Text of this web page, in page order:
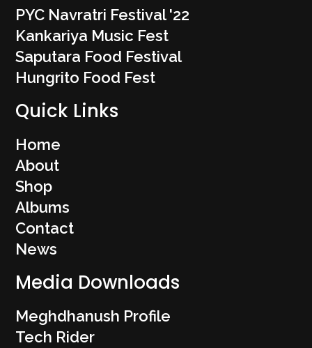
PYC Navratri Festival '22
Kankariya Music Fest
Saputara Food Festival
Hungrito Food Fest
Quick Links
Home
About
Shop
Albums
Contact
News
Media Downloads
Meghdhanush Profile
Tech Rider